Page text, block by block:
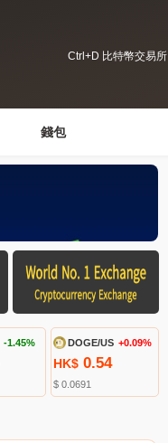
Ctrl+D 比特幣交易所
錢包
-1.45% DOGE/US +0.09%
HK$ 0.54
$ 0.0691